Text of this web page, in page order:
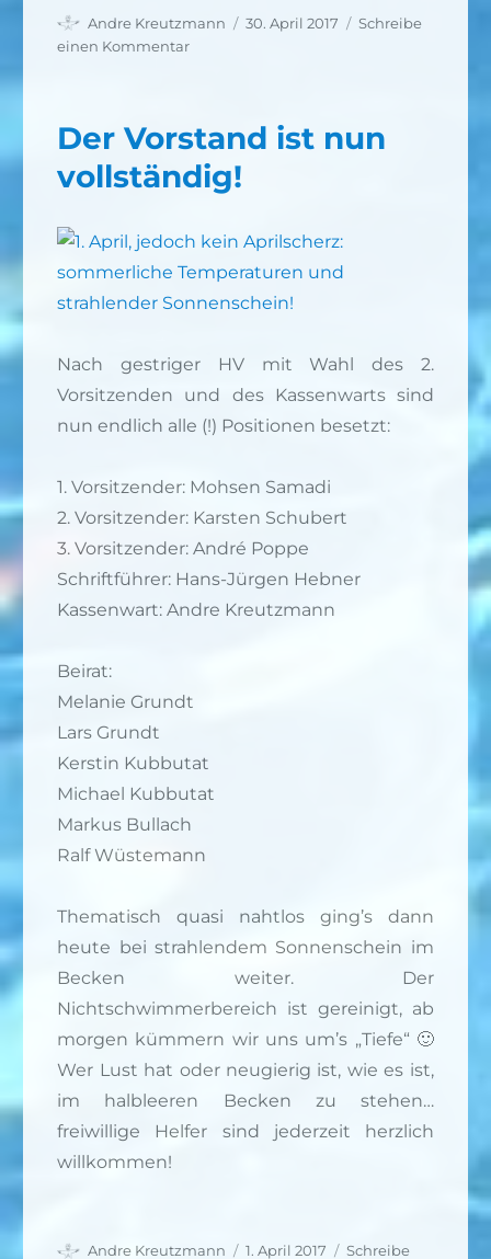
Autor
Andre Kreutzmann
Veröffentlicht
30. April 2017
Schreibe
einen Kommentarzu
Der Vorstand ist nun
vollständig!
Nach gestriger HV mit Wahl des 2.
Vorsitzenden und des Kassenwarts sind
nun endlich alle (!) Positionen besetzt:
1. Vorsitzender: Mohsen Samadi
2. Vorsitzender: Karsten Schubert
3. Vorsitzender: André Poppe
Schriftführer: Hans-Jürgen Hebner
Kassenwart: Andre Kreutzmann
Beirat:
Melanie Grundt
Lars Grundt
Kerstin Kubbutat
Michael Kubbutat
Markus Bullach
Ralf Wüstemann
Thematisch quasi nahtlos ging’s dann
heute bei strahlendem Sonnenschein im
Becken weiter. Der
Nichtschwimmerbereich ist gereinigt, ab
morgen kümmern wir uns um’s „Tiefe“ 🙂
Wer Lust hat oder neugierig ist, wie es ist,
im halbleeren Becken zu stehen…
freiwillige Helfer sind jederzeit herzlich
willkommen!
Autor
Andre Kreutzmann Veröffentlicht
1. April 2017 Schreibe